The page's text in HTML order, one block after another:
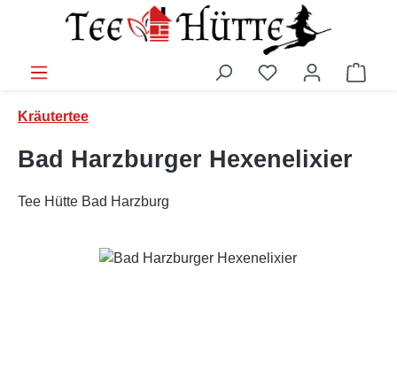
Zum Hauptinhalt springen
Kräutertee
Bad Harzburger Hexenelixier
Tee Hütte Bad Harzburg
Bildergalerie überspringen